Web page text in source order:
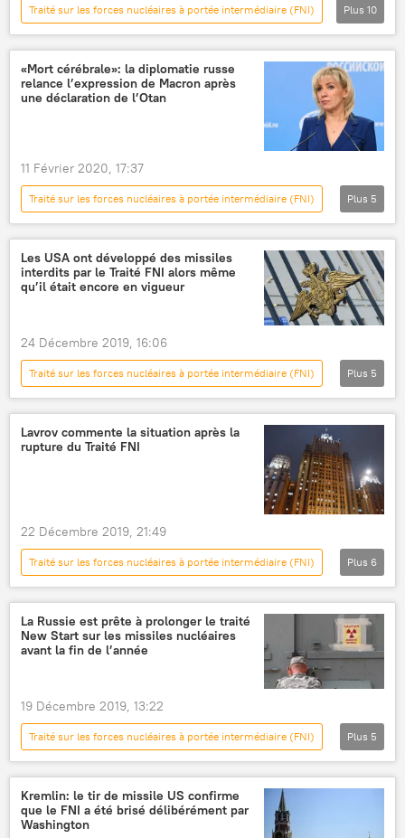
Traité sur les forces nucléaires à portée intermédiaire (FNI)
International
Actualités
Défense
France
Russie
Opinion
Traité New START de 2010 (START 3)
Plus 10
«Mort cérébrale»: la diplomatie russe
relance l’expression de Macron après
une déclaration de l’Otan
11 Février 2020, 17:37
Traité sur les forces nucléaires à portée intermédiaire (FNI)
Actualités
OTAN
Maria Zakharova
Jens Stoltenberg
Russie
Plus 5
Les USA ont développé des missiles
interdits par le Traité FNI alors même
qu’il était encore en vigueur
24 Décembre 2019, 16:06
Traité sur les forces nucléaires à portée intermédiaire (FNI)
Actualités
Défense
Russie
Traité New START de 2010 (START 3)
Plus 5
Lavrov commente la situation après la
rupture du Traité FNI
22 Décembre 2019, 21:49
Traité sur les forces nucléaires à portée intermédiaire (FNI)
Traité FNI
International
Actualités
Russie
États-Unis rupture
Plus 6
La Russie est prête à prolonger le traité
New Start sur les missiles nucléaires
avant la fin de l’année
19 Décembre 2019, 13:22
Traité sur les forces nucléaires à portée intermédiaire (FNI)
Grande conférence de presse de Vladimir Poutine - 2019
Défense
Actualités
Vladimir Poutine
Plus 5
Kremlin: le tir de missile US confirme
que le FNI a été brisé délibérément par
Washington